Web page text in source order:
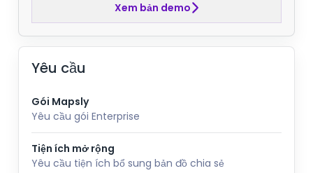
Xem bản demo
Yêu cầu
Gói Mapsly
Yêu cầu gói Enterprise
Tiện ích mở rộng
Yêu cầu tiện ích bổ sung bản đồ chia sẻ